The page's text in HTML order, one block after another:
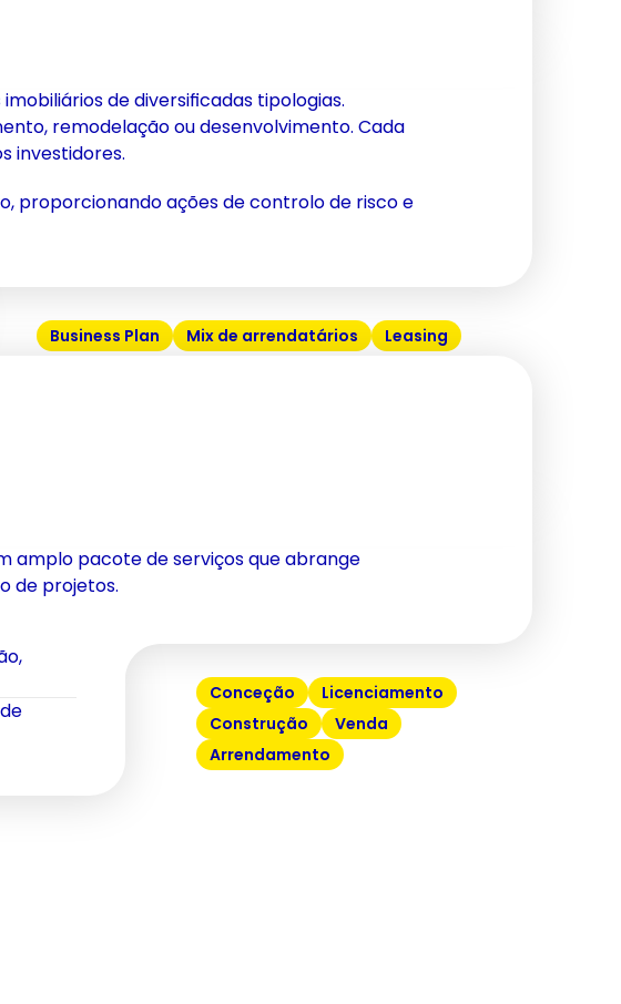
de diversificadas tipologias.
remodelação ou desenvolvimento. Cada
investidores.
proporcionando ações de controlo de risco e
Business Plan Mix de arrendatários Leasing
amplo pacote de serviços que abrange
de projetos.
Conceção
Licenciamento
Construção
Venda
Arrendamento